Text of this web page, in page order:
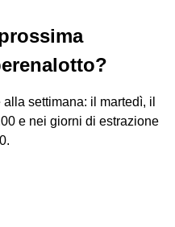
settimana: il martedì, il
e nei giorni di estrazione